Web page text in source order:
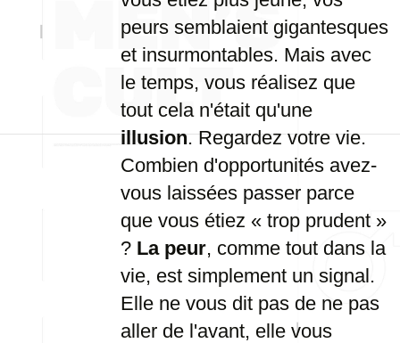
peurs semblaient gigantesques
et insurmontables. Mais avec
le temps, vous réalisez que
tout cela n'était qu'une
illusion. Regardez votre vie.
Combien d'opportunités avez-
vous laissées passer parce
que vous étiez « trop prudent »
? La peur, comme tout dans la
vie, est simplement un signal.
Elle ne vous dit pas de ne pas
aller de l'avant, elle vous